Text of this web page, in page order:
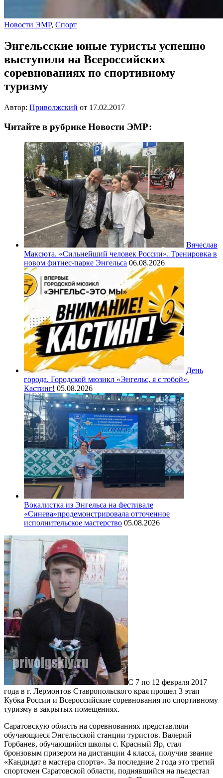
Новости ЭМР, Спорт
Энгельсские юные туристы успешно
выступили на Всероссийских
соревнованиях по спортивному
туризму
Автор: Приволжский от 17.02.2017
Читайте в рубрике Новости ЭМР:
Вячеслав
Максюта. «Сильнейший человек России». Тренировка в
новом фитнес-парке Энгельса 06.08.2026
День
города. Городской мюзикл «Энгельс, я с тобой».
Кастинг! 05.08.2026
Вокалистка из Энгельса на фестивале
«Синева»продемонстрировала отточенное
исполнительское мастерство 05.08.2026
С 7 по 12 февраля 2017
года в г. Лермонтов Ставропольского края прошел 3 этап
Кубка России и Всероссийские соревнования по спортивному
туризму в закрытых помещениях.
Саратовскую область на соревнованиях представляли
обучающиеся Энгельсской станции туристов. Валерий
Горбанев, обучающийся школы с. Красный Яр, стал
бронзовым призером на дистанции 4 класса, получив звание
«Кандидат в мастера спорта». За последние 2 года это третий
спортсмен Саратовской области, поднявшийся на пьедестал